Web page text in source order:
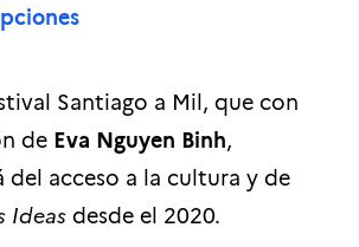
Santiago a Mil, que con
de Eva Nguyen Binh,
acceso a la cultura y de
Ideas desde el 2020.